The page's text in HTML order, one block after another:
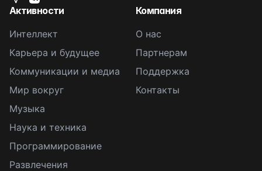
Активности
Интеллект
Карьера и будущее
Коммуникации и медиа
Мир вокруг
Музыка
Наука и техника
Программирование
Развлечения
Компания
О нас
Партнерам
Поддержка
Контакты